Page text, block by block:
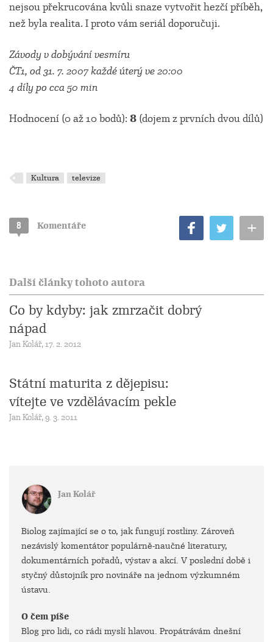
nejsou překrucována kvůli snaze vytvořit hezčí příběh,
než byla realita. I proto vám seriál doporučuji.
Závody v dobývání vesmíru
ČT1, od 31. 7. 2007 každé úterý ve 20:00
4 díly po cca 50 min
Hodnocení (0 až 10 bodů): 8 (dojem z prvních dvou dílů)
Kultura televize
8 Komentáře +
Další články tohoto autora
Co by kdyby: jak zmrzačit dobrý
nápad
Jan Kolář, 17. 2. 2012
Státní maturita z dějepisu:
vítejte ve vzdělávacím pekle
Jan Kolář, 9. 3. 2011
Jan Kolář
Biolog zajímající se o to, jak fungují rostliny. Zároveň
nezávislý komentátor populárně-naučné literatury,
dokumentárních pořadů, výstav a akcí. V poslední době i
styčný důstojník pro novináře na jednom výzkumném
ústavu.
O čem píše
Blog pro lidi, co rádi myslí hlavou. Propátrávám dnešní